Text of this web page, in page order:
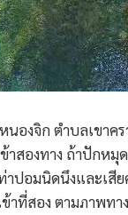
นองจิก ตำบลเขาค
าสองทาง ถ้าปักห
ปอมนิดนึงและเสี
าที่สอง ตามภาพ